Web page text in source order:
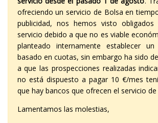
ofreciendo un servicio de Bolsa en
publicidad, nos hemos visto
servicio debido a que no es viable
planteado internamente establecer
basado en cuotas, sin embargo ha sido
a que las prospecciones realizadas
no está dispuesto a pagar 10 €/mes
que hay bancos que ofrecen el servicio
Lamentamos las molestias,